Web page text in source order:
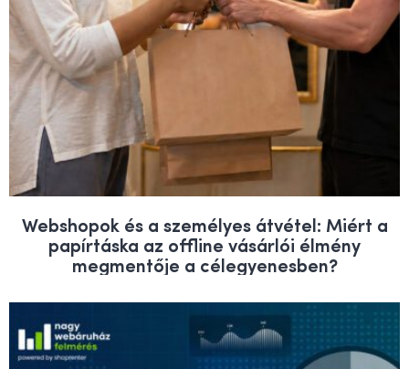
Webshopok és a személyes átvétel: Miért a
papírtáska az offline vásárlói élmény
megmentője a célegyenesben?